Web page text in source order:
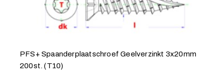
PFS+ Spaanderplaatschroef Geelverzinkt 3x20mm
200st. (T10)